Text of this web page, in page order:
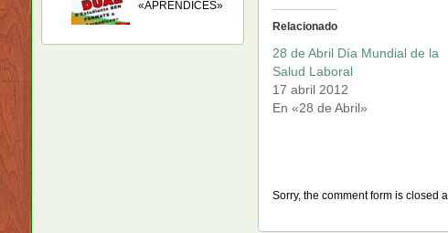
Relacionado
28 de Abril Día Mundial de la
Salud Laboral
17 abril 2012
En «28 de Abril»
Sorry, the comment form is closed
«APRENDICES»